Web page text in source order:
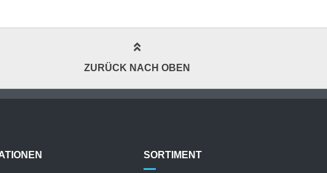
ZURÜCK NACH OBEN
SORTIMENT